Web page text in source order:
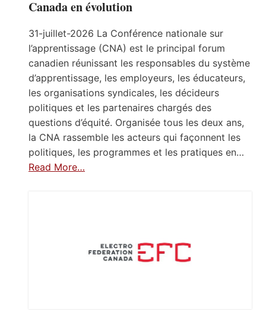
Canada en évolution
31-juillet-2026 La Conférence nationale sur
l’apprentissage (CNA) est le principal forum
canadien réunissant les responsables du système
d’apprentissage, les employeurs, les éducateurs,
les organisations syndicales, les décideurs
politiques et les partenaires chargés des
questions d’équité. Organisée tous les deux ans,
la CNA rassemble les acteurs qui façonnent les
politiques, les programmes et les pratiques en…
Read More…